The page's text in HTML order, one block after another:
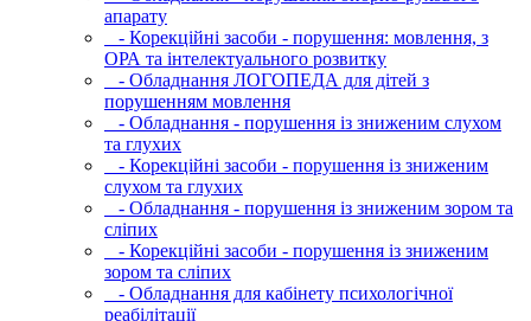
апарату
- Корекційні засоби - порушення: мовлення, з
ОРА та інтелектуального розвитку
- Обладнання ЛОГОПЕДА для дітей з
порушенням мовлення
- Обладнання - порушення із зниженим слухом
та глухих
- Корекційні засоби - порушення із зниженим
слухом та глухих
- Обладнання - порушення із зниженим зором та
сліпих
- Корекційні засоби - порушення із зниженим
зором та сліпих
- Обладнання для кабінету психологічної
реабілітації